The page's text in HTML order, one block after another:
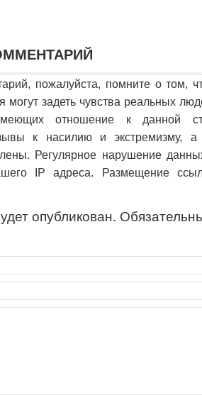
пожалуйста, помните о том,
могут задеть чувства реальных
отношение к данной
к насилию и экстремизму, а
Регулярное нарушение
IP адреса. Размещение
опубликован.